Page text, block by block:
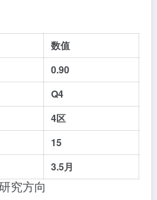
数值
0.90
Q4
4区
15
3.5月
究方向